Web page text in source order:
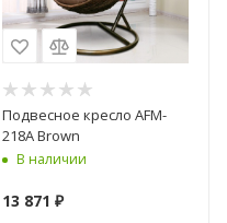
Подвесное кресло AFM-
218A Brown
В наличии
13 871 ₽